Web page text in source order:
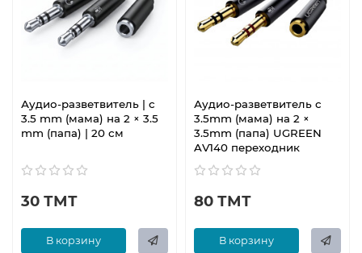
Аудио-разветвитель | с
3.5 mm (мама) на 2 × 3.5
mm (папа) | 20 см
30 ТМТ
В корзину
Аудио-разветвитель с
3.5mm (мама) на 2 ×
3.5mm (папа) UGREEN
AV140 переходник
80 ТМТ
В корзину